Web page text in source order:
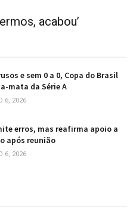
acabou’
e sem 0 a 0, Copa do Brasil
mata da Série A
6, 2026
erros, mas reafirma apoio a
após reunião
6, 2026